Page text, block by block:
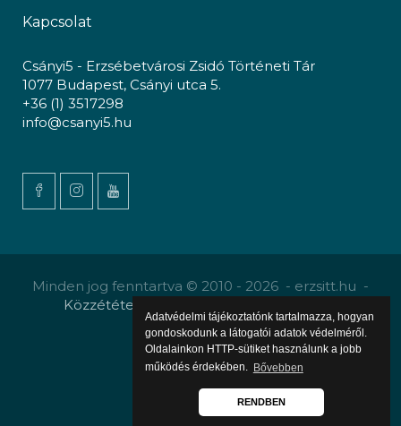
Adatvédelmi tájékoztatónk tartalmazza, hogyan
gondoskodunk a látogatói adatok védelméről.
Oldalainkon HTTP-sütiket használunk a jobb
működés érdekében. Bővebben
RENDBEN
Kapcsolat
Csányi5 - Erzsébetvárosi Zsidó Történeti Tár
1077 Budapest, Csányi utca 5.
+36 (1) 3517298
info@csanyi5.hu
Minden jog fenntartva © 2010 - 2026 - erzsitt.hu -
Közzététel